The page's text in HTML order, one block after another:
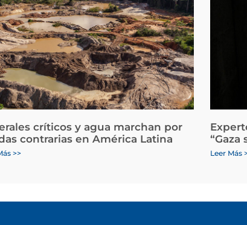
críticos y agua marchan por
contrarias en América Latina
>>
“Gaza
Leer Más